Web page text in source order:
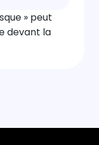
» peut
devant la